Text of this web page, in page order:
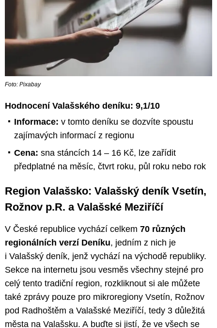
Foto: Pixabay
Hodnocení Valašského deníku: 9,1/10
Informace: v tomto deníku se dozvíte spoustu
zajímavých informací z regionu
Cena: sna stáncích 14 – 16 Kč, lze zařídit
předplatné na měsíc, čtvrt roku, půl roku nebo rok
Region Valašsko: Valašský deník Vsetín,
Rožnov p.R. a Valašské Meziříčí
V České republice vychází celkem 70 různých
regionálních verzí Deníku, jedním z nich je
i Valašský deník, jenž vychází na východě republiky.
Sekce na internetu jsou vesměs všechny stejné pro
celý tento tradiční region, rozkliknout si ale můžete
také zprávy pouze pro mikroregiony Vsetín, Rožnov
pod Radhoštěm a Valašské Meziříčí, tedy 3 důležitá
města na Valašsku. A buďte si jistí, že ve všech se